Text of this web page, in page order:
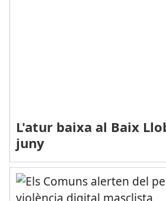
L'atur baixa al Baix
juny